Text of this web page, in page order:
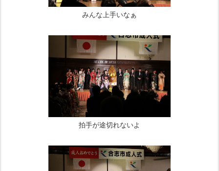
みんな上手いなぁ
拍手が途切れないよ